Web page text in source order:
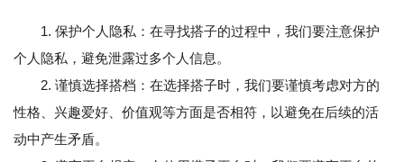
1. 保护个人隐私：在寻找搭子的过程中，我们要注意保护
个人隐私，避免泄露过多个人信息。
2. 谨慎选择搭档：在选择搭子时，我们要谨慎考虑对方的
性格、兴趣爱好、价值观等方面是否相符，以避免在后续的活
动中产生矛盾。